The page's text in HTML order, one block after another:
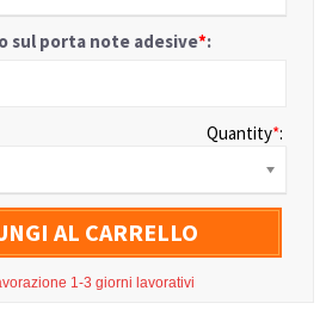
sul porta note adesive*:
Quantity*:
AL CARRELLO
1-3 giorni lavorativi